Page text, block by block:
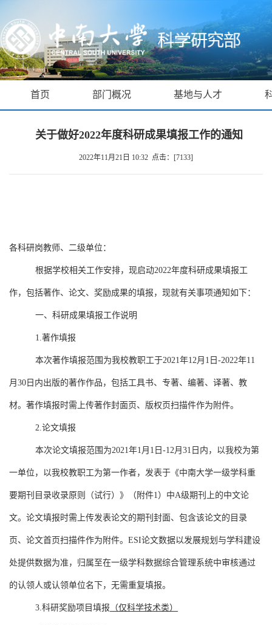
首页 部门概况 基地与人才
关于做好2022年度科研成果填报工作的通知
2022年11月21日 10:32 点击：[7133]
各科研岗教师、二级单位：
根据学校相关工作安排，现启动2022年度科研成果填报工
作，包括著作、论文、奖励成果的填报，现就有关事项通知如下：
一、科研成果填报工作说明
1.著作填报
本次著作填报范围为我校教职工于2021年12月 1 日 -2022年11
月 30 日内出版的著作作品，包括工具书、专著、编著、译著、教
材。著作填报时需上传著作封面页、版权页扫描件作为附件。
2.论文填报
本次论文填报范围为2021年1月 1 日 -12月 31 日内，以我校为第
一单位，以我校教职工为第一作者，发表于《中南大学一级学科重
要期刊目录收录原则（试行）》（附件1）中A级期刊上的中文论
文。论文填报时需上传发表论文的期刊封面、包含该论文的目录
页、论文首页扫描件作为附件。 ESI论文数据以发展规划与学科建设
处提供数据为准，归属至在一级学科数据综合管理系统中审核通过
的认领人或认领单位名下，无需重复填报。
3.科研奖励项目填报 （仅科学技术类）